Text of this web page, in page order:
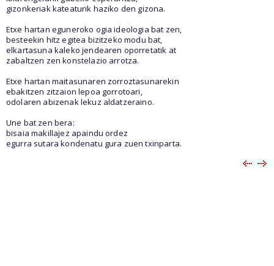
gizonkeriak kateaturik haziko den gizona.
Etxe hartan eguneroko ogia ideologia bat zen,
besteekin hitz egitea bizitzeko modu bat,
elkartasuna kaleko jendearen oporretatik at
zabaltzen zen konstelazio arrotza.
Etxe hartan maitasunaren zorroztasunarekin
ebakitzen zitzaion lepoa gorrotoari,
odolaren abizenak lekuz aldatzeraino.
Une bat zen bera:
bisaia makillajez apaindu ordez
egurra sutara kondenatu gura zuen txinparta.